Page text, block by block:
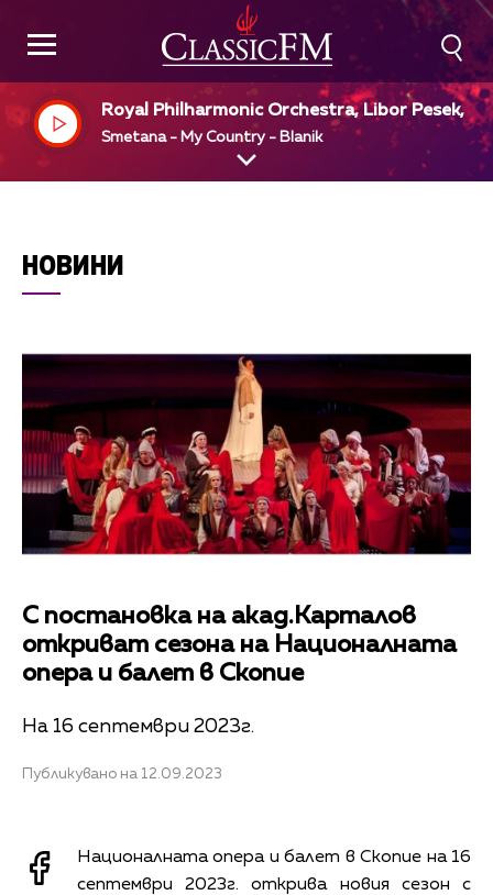
Royal Philharmonic Orchestra, Libor Pesek, dir
Smetana - My Country - Blanik
НОВИНИ
С постановка на акад.Карталов
откриват сезона на Националната
опера и балет в Скопие
На 16 септември 2023г.
Публикувано на 12.09.2023
Националната опера и балет в Скопие на 16
септември 2023г. открива новия сезон с